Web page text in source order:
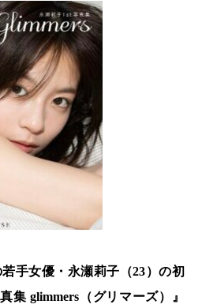
手女優・永瀬莉子（23）の初
集 glimmers（グリマーズ）』